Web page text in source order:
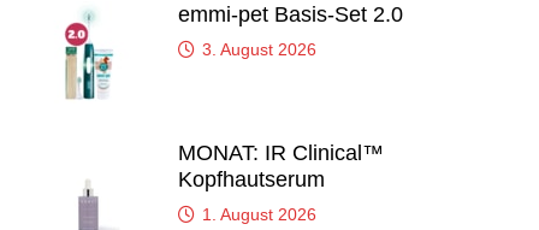
emmi-pet Basis-Set 2.0
3. August 2026
MONAT: IR Clinical™
Kopfhautserum
1. August 2026